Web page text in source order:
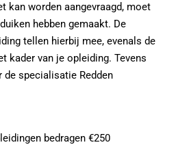
kan worden aangevraagd, moet
hebben gemaakt. De
tellen hierbij mee, evenals de
kader van je opleiding. Tevens
specialisatie Redden
bedragen €250